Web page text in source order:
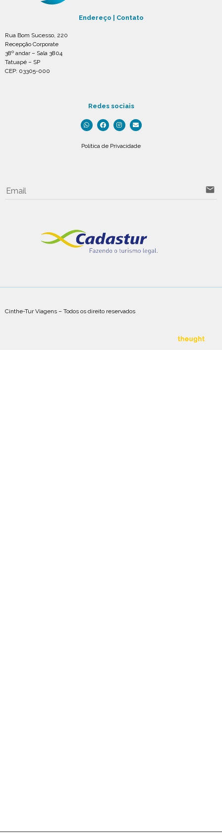
Endereço | Contato
Rua Bom Sucesso, 220
Recepção Corporate
38º andar – Sala 3804
Tatuapé – SP
CEP: 03305-000
Redes sociais
Política de Privacidade
Email email
Cinthe-Tur Viagens – Todos os direito reservados